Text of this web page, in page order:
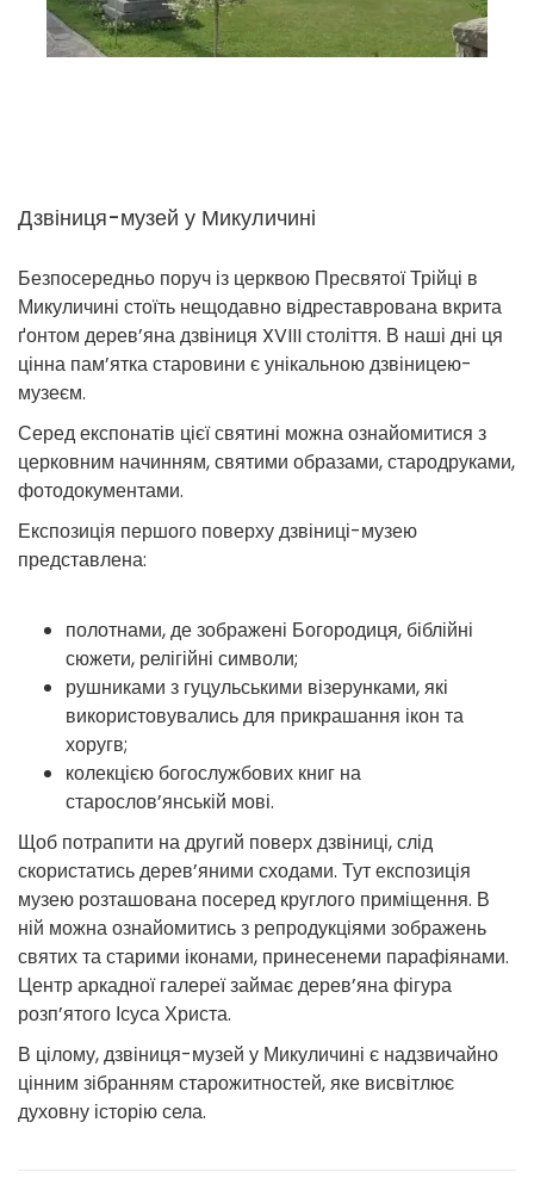
Дзвіниця-музей у Микуличині
Безпосередньо поруч із церквою Пресвятої Трійці в
Микуличині стоїть нещодавно відреставрована вкрита
ґонтом дерев’яна дзвіниця XVIII століття. В наші дні ця
цінна пам’ятка старовини є унікальною дзвіницею-
музеєм.
Серед експонатів цієї святині можна ознайомитися з
церковним начинням, святими образами, стародруками,
фотодокументами.
Експозиція першого поверху дзвіниці-музею
представлена:
полотнами, де зображені Богородиця, біблійні
сюжети, релігійні символи;
рушниками з гуцульськими візерунками, які
використовувались для прикрашання ікон та
хоругв;
колекцією богослужбових книг на
старослов’янській мові.
Щоб потрапити на другий поверх дзвіниці, слід
скористатись дерев’яними сходами. Тут експозиція
музею розташована посеред круглого приміщення. В
ній можна ознайомитись з репродукціями зображень
святих та старими іконами, принесенеми парафіянами.
Центр аркадної галереї займає дерев’яна фігура
розп’ятого Ісуса Христа.
В цілому, дзвіниця-музей у Микуличині є надзвичайно
цінним зібранням старожитностей, яке висвітлює
духовну історію села.